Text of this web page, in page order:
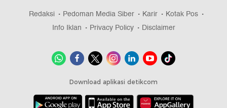
Redaksi Pedoman Media Siber Karir
Kotak Pos
Info Iklan
Privacy Policy Disclaimer
Download aplikasi detikcom